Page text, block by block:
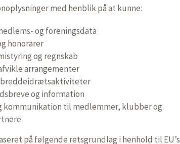
med henblik på at kunne:
og foreningsdata
honorarer
og regnskab
arrangementer
breddeidrætsaktiviteter
og information
kommunikation til medlemmer, klubber og
på følgende retsgrundlag i henhold til EU’s